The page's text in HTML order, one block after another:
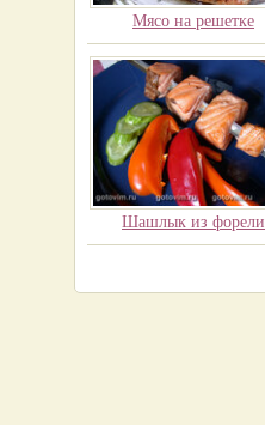
Мясо на решетке
Шашлык из форели